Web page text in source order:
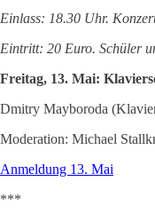
Einlass: 18.30 Uhr.
Eintritt: 20 Euro. Schüler
Freitag, 13. Mai:
Dmitry Mayboroda
Moderation: Michael
Anmeldung 13. Mai
***